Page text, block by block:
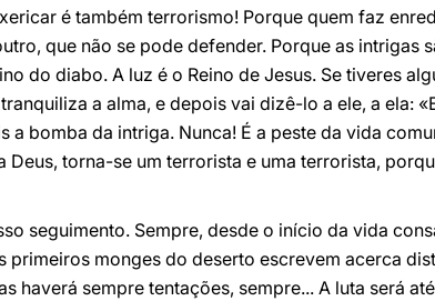
é também terrorismo! Porque quem faz
que não se pode defender. Porque as intrigas
do diabo. A luz é o Reino de Jesus. Se tiveres
a alma, e depois vai dizê-lo a ele, a ela:
a bomba da intriga. Nunca! É a peste da vida
torna-se um terrorista e uma terrorista,
seguimento. Sempre, desde o início da vida
primeiros monges do deserto escrevem acerca
haverá sempre tentações, sempre... A luta será